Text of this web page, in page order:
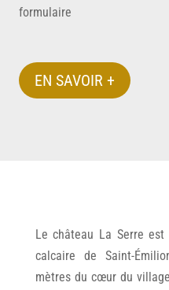
formulaire
EN SAVOIR +
Le château La Serre
calcaire de Saint-
mètres du cœur du